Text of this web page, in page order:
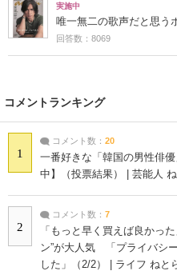
実施中
唯一無二の歌声だと思う
回答数：8069
コメントランキング
1
コメント数： 20
一番好きな「韓国の男性俳
中】（投票結果） | 芸能人
2
コメント数： 7
「もっと早く買えば良かっ
ン”が大人気 「プライバシ
した」（2/2） | ライフ ねと